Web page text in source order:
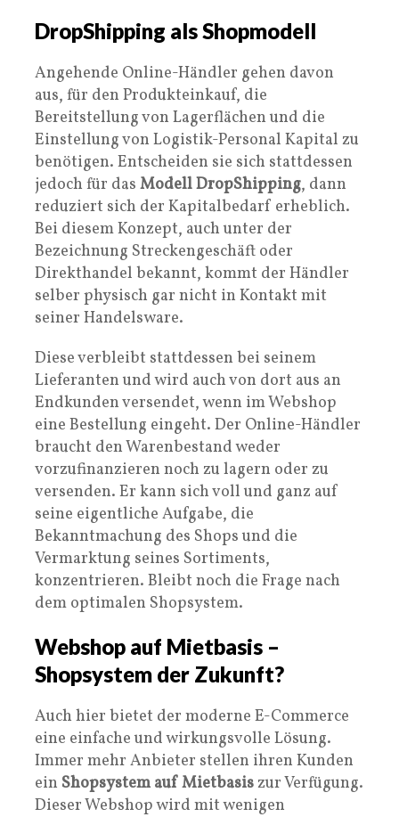
DropShipping als Shopmodell
Angehende Online-Händler gehen davon
aus, für den Produkteinkauf, die
Bereitstellung von Lagerflächen und die
Einstellung von Logistik-Personal Kapital zu
benötigen. Entscheiden sie sich stattdessen
jedoch für das Modell DropShipping, dann
reduziert sich der Kapitalbedarf erheblich.
Bei diesem Konzept, auch unter der
Bezeichnung Streckengeschäft oder
Direkthandel bekannt, kommt der Händler
selber physisch gar nicht in Kontakt mit
seiner Handelsware.
Diese verbleibt stattdessen bei seinem
Lieferanten und wird auch von dort aus an
Endkunden versendet, wenn im Webshop
eine Bestellung eingeht. Der Online-Händler
braucht den Warenbestand weder
vorzufinanzieren noch zu lagern oder zu
versenden. Er kann sich voll und ganz auf
seine eigentliche Aufgabe, die
Bekanntmachung des Shops und die
Vermarktung seines Sortiments,
konzentrieren. Bleibt noch die Frage nach
dem optimalen Shopsystem.
Webshop auf Mietbasis –
Shopsystem der Zukunft?
Auch hier bietet der moderne E-Commerce
eine einfache und wirkungsvolle Lösung.
Immer mehr Anbieter stellen ihren Kunden
ein Shopsystem auf Mietbasiszur Verfügung.
Dieser Webshop wird mit wenigen